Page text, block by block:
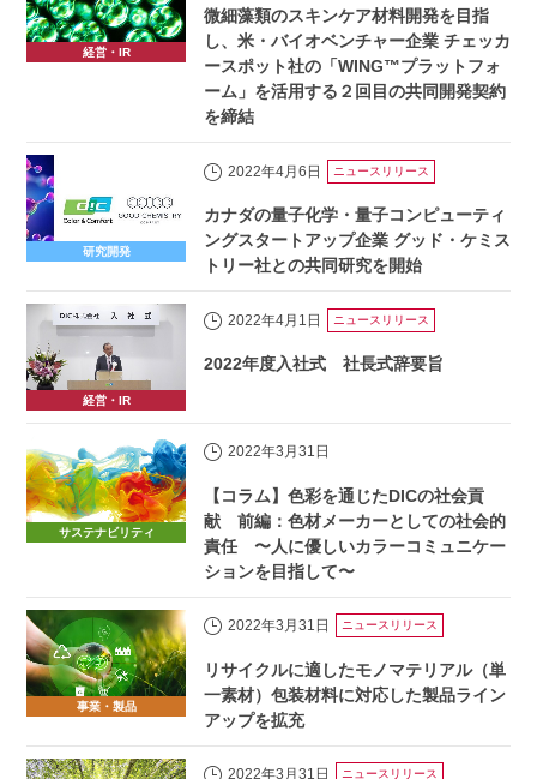
経営・IR
微細藻類のスキンケア材料開発を目指
し、米・バイオベンチャー企業 チェッカ
ースポット社の「WING™プラットフォ
ーム」を活用する２回目の共同開発契約
を締結
研究開発
2022年4月6日 ニュースリリース
カナダの量子化学・量子コンピューティ
ングスタートアップ企業 グッド・ケミス
トリー社との共同研究を開始
経営・IR
2022年4月1日 ニュースリリース
2022年度入社式 社長式辞要旨
サステナビリティ
2022年3月31日
【コラム】色彩を通じたDICの社会貢
献 前編：色材メーカーとしての社会的
責任 〜人に優しいカラーコミュニケー
ションを目指して〜
事業・製品
2022年3月31日 ニュースリリース
リサイクルに適したモノマテリアル（単
一素材）包装材料に対応した製品ライン
アップを拡充
2022年3月31日 ニュースリリース